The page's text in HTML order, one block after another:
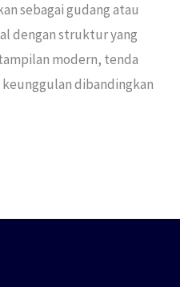
sebagai gudang atau
dengan struktur yang
modern, tenda
dibandingkan